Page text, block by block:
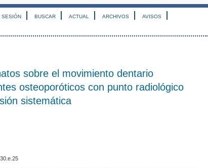
SESIÓN BUSCAR ACTUAL ARCHIVOS AVISOS
sobre el movimiento dentario
osteoporóticos con punto radiológico
sistemática